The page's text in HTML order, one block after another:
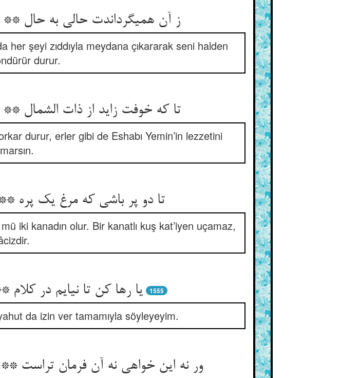
ز آن همی‏گرداندت حالی به حال **
şeyi zıddıyla meydana çıkararak seni halden
durur.
تا که خوفت زاید از ذات الشمال
durur, erler gibi de Eshabı Yemin’in lezzetini
تا دو پر باشی که مرغ یک پره
iki kanadın olur. Bir kanatlı kuş kat’iyen uçamaz,
یا رها کن تا نیایم در کلام 1555
da izin ver tamamıyla söyleyeyim.
ور نه این خواهی نه آن فرمان تراست